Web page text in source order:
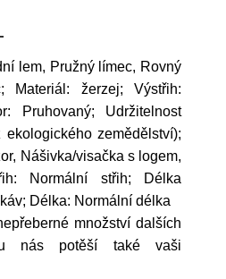
lem, Pružný límec, Rovný
Materiál: žerzej; Výstřih:
Pruhovaný; Udržitelnost
zemědělství);
Nášivka/visačka s logem,
Normální střih; Délka
Délka: Normální délka
množství dalších
nás potěší také vaši